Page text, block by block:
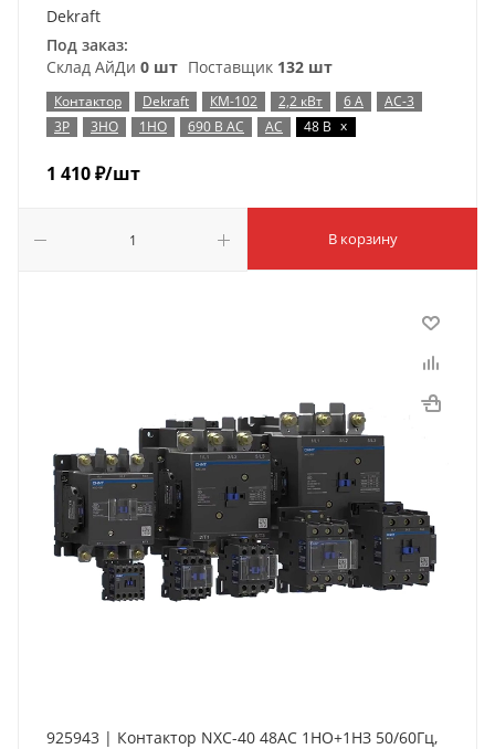
Dekraft
Под заказ:
Склад АйДи 0 шт Поставщик 132 шт
Контактор Dekraft КМ-102 2,2 кВт 6 А
AC-3
3P
3НО 1НО 690 В AC AC 48 В x
1 410₽/шт
В корзину
925943 | Контактор NXC-40 48AC 1НО+1НЗ 50/60Гц,